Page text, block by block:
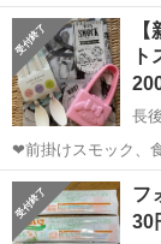
240mL×2個（ビン） 哺乳瓶170mL×3個（ビン1個プラ2個） 哺乳瓶
神奈川 綾瀬市
長
❤︎前掛けスモック、
用】です。食事用エ
ソフトスプーン 【
与える際に便利...
神奈川 藤沢市
フ
30